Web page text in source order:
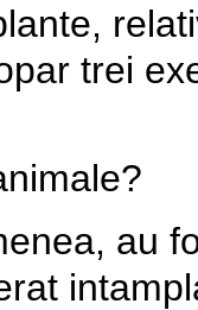
trei
au